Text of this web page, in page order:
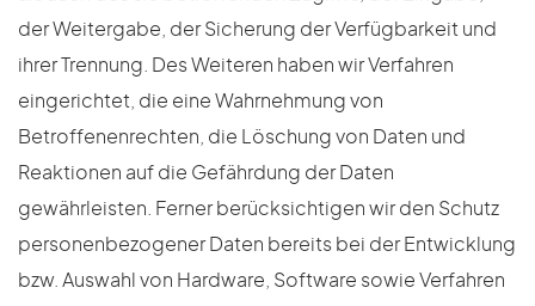
der Weitergabe, der Sicherung der Verfügbarkeit und
ihrer Trennung. Des Weiteren haben wir Verfahren
eingerichtet, die eine Wahrnehmung von
Betroffenenrechten, die Löschung von Daten und
Reaktionen auf die Gefährdung der Daten
gewährleisten. Ferner berücksichtigen wir den Schutz
personenbezogener Daten bereits bei der Entwicklung
bzw. Auswahl von Hardware, Software sowie Verfahren